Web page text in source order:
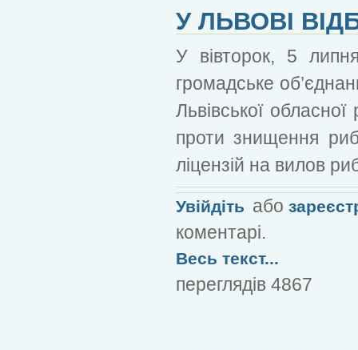
У ЛЬВОВІ
У вівторок, 5
громадське
Львівської
проти знищення
ліцензій на вилов
Увійдіть або
коментарі.
Весь текст...
переглядів 4867